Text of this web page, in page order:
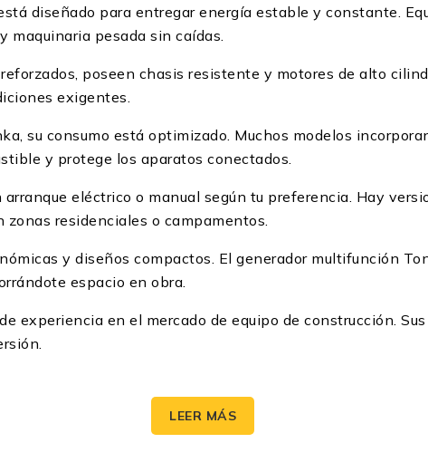
diseñado para entregar energía estable y constante.
pesada sin caídas.
poseen chasis resistente y motores de alto
exigentes.
su consumo está optimizado. Muchos modelos
y protege los aparatos conectados.
eléctrico o manual según tu preferencia. Hay
zonas residenciales o campamentos.
y diseños compactos. El generador multifunción
espacio en obra.
experiencia en el mercado de equipo de construcción.
LEER MÁS